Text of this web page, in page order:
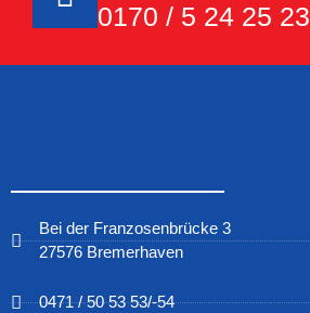
0170 / 5 24 25 23
Bei der Franzosenbrücke 3
27576 Bremerhaven
0471 / 50 53 53/-54